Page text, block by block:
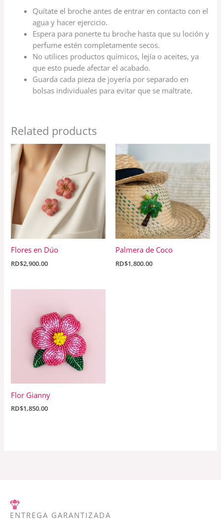
Quítate el broche antes de entrar en contacto con el
agua y hacer ejercicio.
Espera para ponerte tu broche hasta que su loción y
perfume estén completamente secos.
No utilices productos químicos, lejía o aceites, ya
que esto puede afectar el acabado.
Guarda cada pieza de joyería por separado en
bolsas individuales para evitar que se maltrate.
Related products
Flores en Dúo
RD$2,900.00
Palmera de Coco
RD$1,800.00
Flor Gianny
RD$1,850.00
ENTREGA GARANTIZADA